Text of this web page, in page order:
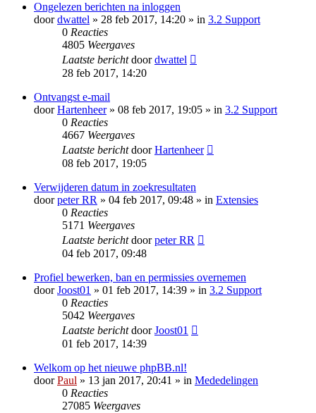
Ongelezen berichten na inloggen
doordwattel » 28 feb 2017, 14:20 » in 3.2 Support
0 Reacties
4805 Weergaves
Laatste berichtdoordwattel
28 feb 2017, 14:20
Ontvangst e-mail
doorHartenheer» 08 feb 2017, 19:05 » in 3.2 Support
0 Reacties
4667 Weergaves
Laatste berichtdoorHartenheer
08 feb 2017, 19:05
Verwijderen datum in zoekresultaten
doorpeter RR » 04 feb 2017, 09:48 » in Extensies
0 Reacties
5171 Weergaves
Laatste berichtdoorpeter RR
04 feb 2017, 09:48
Profiel bewerken, ban en permissies overnemen
doorJoost01 » 01 feb 2017, 14:39 » in 3.2 Support
0 Reacties
5042 Weergaves
Laatste berichtdoorJoost01
01 feb 2017, 14:39
Welkom op het nieuwe phpBB.nl!
doorPaul » 13 jan 2017, 20:41 » in Mededelingen
0 Reacties
27085 Weergaves